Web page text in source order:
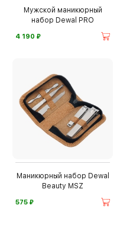
Мужской маникюрный
набор Dewal PRO
4 190 ⃏
Маникюрный набор Dewal
Beauty MSZ
575 ⃏